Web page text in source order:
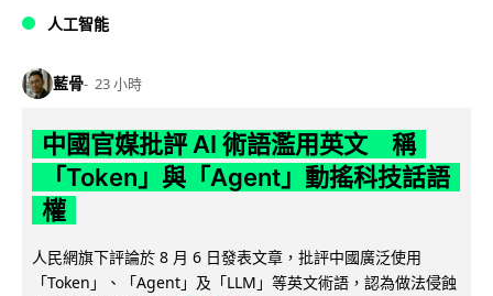
人工智能
藍骨 23 小時
中國官媒批評 AI 術語濫用英文 稱
「Token」與「Agent」動搖科技話語
權
人民網旗下評論於 8 月 6 日發表文章，批評中國廣泛使用
「Token」、「Agent」及「LLM」等英文術語，認為做法侵蝕